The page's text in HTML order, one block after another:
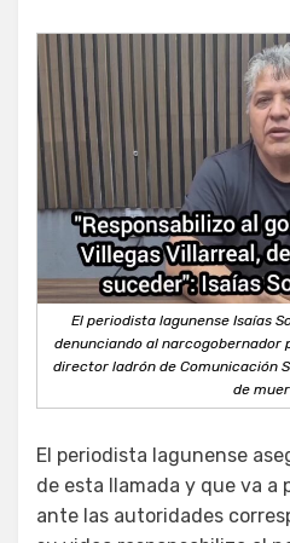
El periodista lagunense Isaías
denunciando al narcogobernador
director ladrón de Comunicación
de
El periodista lagunense
de esta llamada y que va a
ante las autoridades